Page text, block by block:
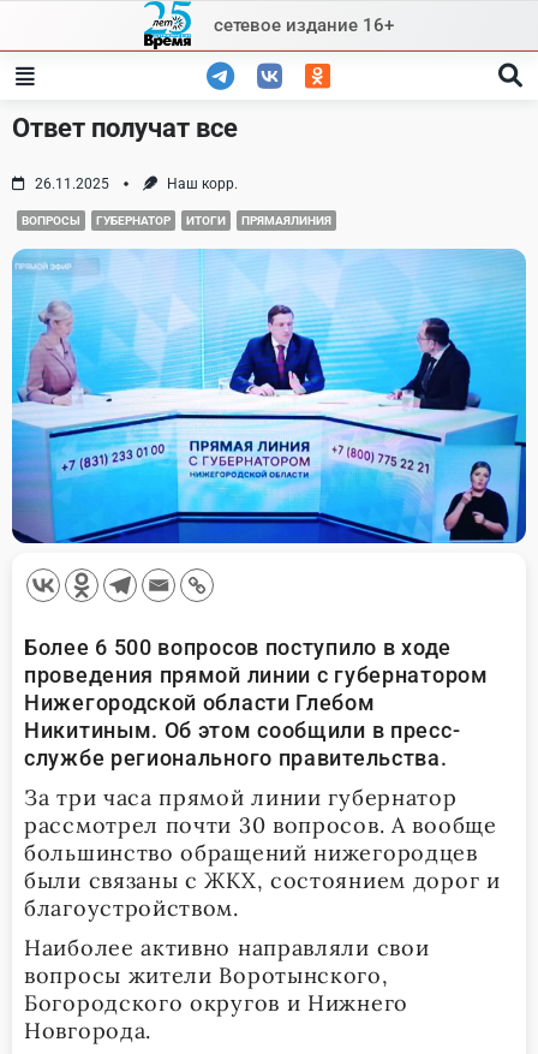
content
сетевое издание 16+
Ответ получат все
26.11.2025 Наш корр.
ВОПРОСЫ ГУБЕРНАТОР ИТОГИ ПРЯМАЯЛИНИЯ
Более 6 500 вопросов поступило в ходе
проведения прямой линии с губернатором
Нижегородской области Глебом
Никитиным. Об этом сообщили в пресс-
службе регионального правительства.
За три часа прямой линии губернатор
рассмотрел почти 30 вопросов. А вообще
большинство обращений нижегородцев
были связаны с ЖКХ, состоянием дорог и
благоустройством.
Наиболее активно направляли свои
вопросы жители Воротынского,
Богородского округов и Нижнего
Новгорода.